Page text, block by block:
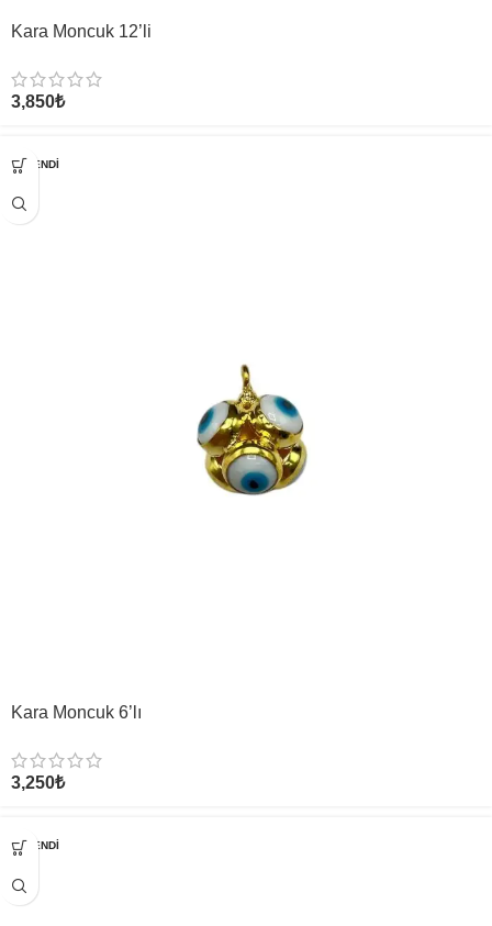
Kara Moncuk 12’li
3,850₺
TÜKENDI
Kara Moncuk 6’lı
3,250₺
TÜKENDI